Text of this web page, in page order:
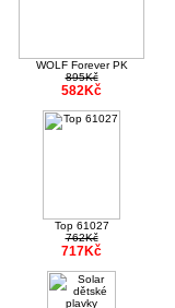
WOLF Forever PK
895Kč
582Kč
Top 61027
762Kč
717Kč